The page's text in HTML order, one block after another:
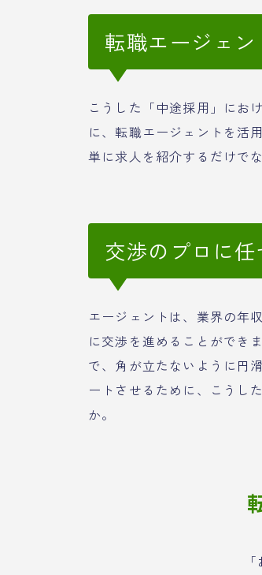
転職エージェ
こうした「中途採用」にお
に、転職エージェントを活
単に求人を紹介するだけで
交渉のプロに
エージェントは、業界の年
に交渉を進めることができ
で、角が立たないように円
ートさせるために、こうし
か。